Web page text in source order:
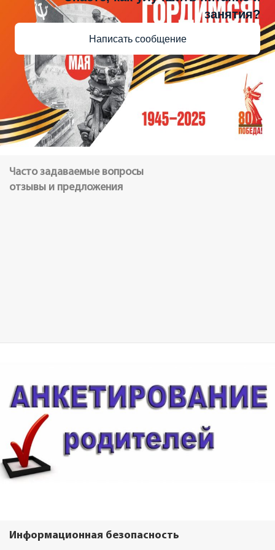
занятия?
Написать сообщение
Часто задаваемые вопросы
отзывы и предложения
Информационная безопасность